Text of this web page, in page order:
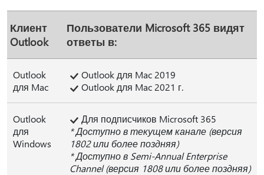
Клиент
Outlook
Пользователи Microsoft 365 видят
ответы в:
Outlook
для Mac
Outlook для Mac 2019
Outlook для Mac 2021 г.
Outlook
для
Windows
Для подписчиков Microsoft 365
* Доступно в текущем канале (версия
1802 или более поздняя)
* Доступно в Semi-Annual Enterprise
Channel (версия 1808 или более поздняя)